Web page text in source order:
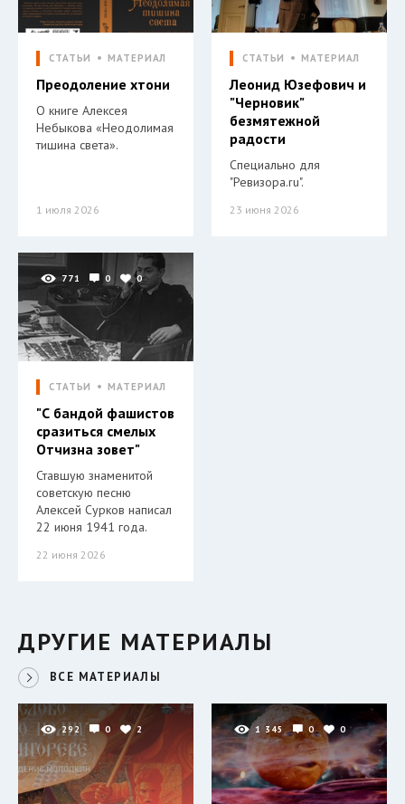
СТАТЬИ МАТЕРИАЛ
Преодоление хтони
О книге Алексея
Небыкова «Неодолимая
тишина света».
1 июля 2026
СТАТЬИ МАТЕРИАЛ
Леонид Юзефович и
"Черновик"
безмятежной
радости
Специально для
"Ревизора.ru".
23 июня 2026
771 0 0
СТАТЬИ МАТЕРИАЛ
"С бандой фашистов
сразиться смелых
Отчизна зовет"
Ставшую знаменитой
советскую песню
Алексей Сурков написал
22 июня 1941 года.
22 июня 2026
ДРУГИЕ МАТЕРИАЛЫ
ВСЕ МАТЕРИАЛЫ
292 0 2 1 345 0 0